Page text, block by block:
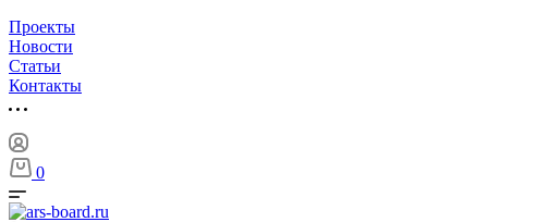
Проекты
Новости
Статьи
Контакты
0